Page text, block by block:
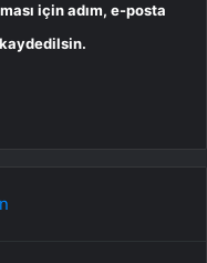
için adım, e-posta